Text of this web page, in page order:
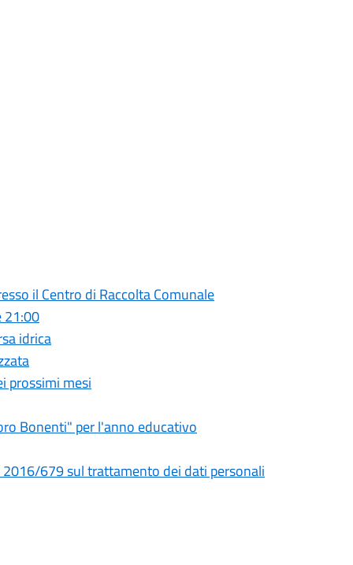
il Centro di Raccolta Comunale
21:00
idrica
prossimi mesi
Bonenti" per l'anno educativo
679 sul trattamento dei dati personali